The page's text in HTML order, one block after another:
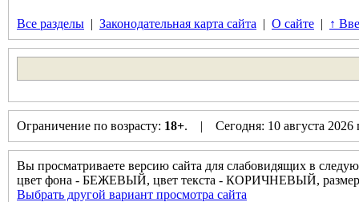
Все разделы | Законодательная карта сайта | О сайте | ↑
Ограничение по возрасту: 18+. | Сегодня: 10 августа
Вы просматриваете версию сайта для слабовидящих в
цвет фона - БЕЖЕВЫЙ, цвет текста - КОРИЧНЕВЫЙ,
Выбрать другой вариант просмотра сайта